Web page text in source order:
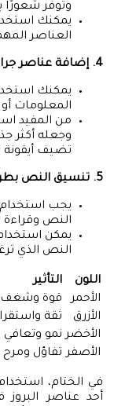
وتوفر شعورًا
يمكنك
العناصر
4. إضافة عناصر جرافيكية:
يمكنك
المعلومات
من المفيد
وجعله أكثر
تضيف أيقونة
5. تنسيق النص بطريقة ملفتة:
يجب
النص وقراءة
يمكن
النص الذي
اللون
التأثير
الأحمر
قوة وشغف
الأزرق
ثقة
الأخضر نمو وتعافي
الأصفر تفاؤل ومرح
في الختام،
أحد عناصر البروز